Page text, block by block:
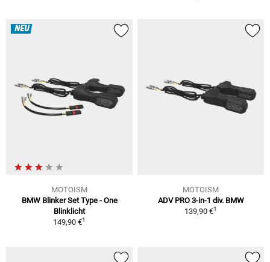
NEU
MOTOISM
BMW Blinker Set Type - One
Blinklicht
149,90 €1
MOTOISM
ADV PRO 3-in-1 div. BMW
139,90 €1